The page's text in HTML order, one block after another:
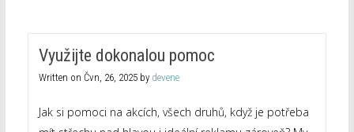
Využijte dokonalou pomoc
Written onČvn, 26, 2025 by devene
Jak si pomoci na akcích, všech druhů, když je potřeba